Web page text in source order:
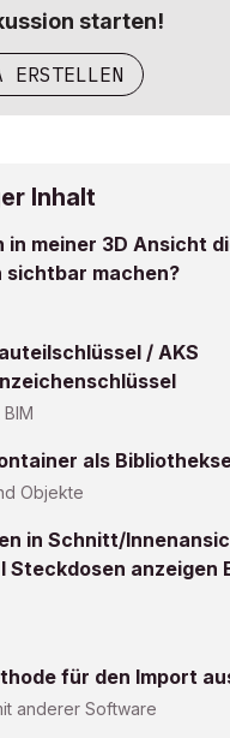
starten!
ERSTELLEN
Inhalt
in meiner 3D Ansicht
machen?
/ AKS
als
Objekte
in Schnitt/
Steckdosen anzeigen
für den Import
anderer Software